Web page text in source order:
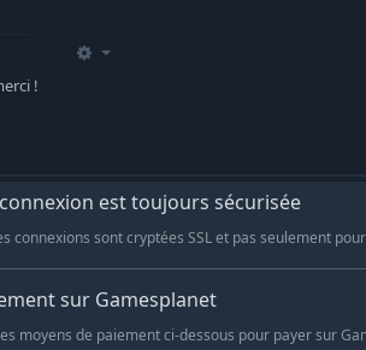
!
est toujours sécurisée
connexions sont cryptées SSL et pas seulement
sur Gamesplanet
moyens de paiement ci-dessous pour payer sur